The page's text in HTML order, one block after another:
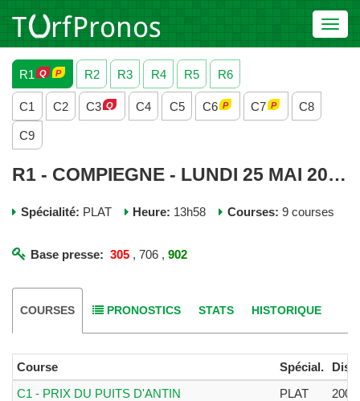
R1
R2 R3 R4 R5 R6
C1 C2 C3 C4 C5 C6 C7 C8
C9
R1 - COMPIEGNE - LUNDI 25 MAI 2026
Spécialité: PLAT Heure: 13h58 Courses: 9 courses
Base presse: 305 , 706 ,902
COURSES PRONOSTICS STATS HISTORIQUE
Course Spécial.
Dist.
C1 - PRIX DU PUITS D'ANTIN
PLAT